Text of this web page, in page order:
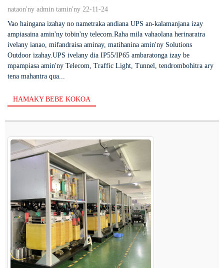
nataon'ny admin tamin'ny 22-11-24
Vao haingana izahay no nametraka andiana UPS an-kalamanjana izay
ampiasaina amin'ny tobin'ny telecom.Raha mila vahaolana herinaratra
ivelany ianao, mifandraisa aminay, matihanina amin'ny Solutions
Outdoor izahay.UPS ivelany dia IP55/IP65 ambaratonga izay be
mpampiasa amin'ny Telecom, Traffic Light, Tunnel, tendrombohitra ary
tena mahantra qua...
HAMAKY BEBE KOKOA